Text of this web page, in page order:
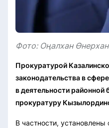
Фото: Оңалхан Өнерхан
Прокуратурой
законодательства в
в деятельности
прокуратуру
В частности,